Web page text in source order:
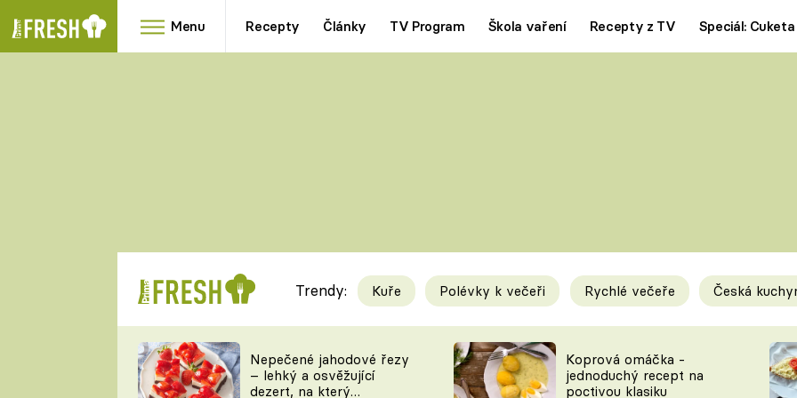
Menu Recepty Články TV Program Škola vaření Recepty z TV Speciál: Cuketa
RYCHLOVKY
Videorecepty
TEĎ VAŘÍ ŠÉF!
Tipy a triky
KAM ZA JÍDLEM
Trendy: Kuře Polévky k večeři Rychlé večeře Česká
Nepečené jahodové řezy
– lehký a osvěžující
dezert, na který
Koprová omáčka -
jednoduchý recept na
poctivou klasiku